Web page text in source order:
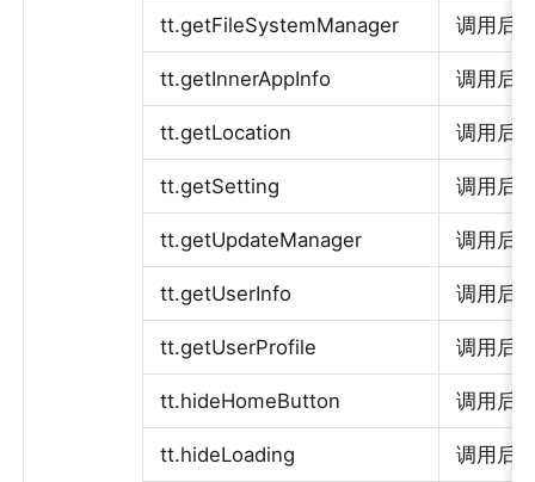
tt.getFileSystemManager 调用后
tt.getInnerAppInfo 调用后
tt.getLocation 调用后
tt.getSetting 调用后
tt.getUpdateManager 调用后
tt.getUserInfo 调用后
tt.getUserProfile 调用后
tt.hideHomeButton 调用后
tt.hideLoading 调用后